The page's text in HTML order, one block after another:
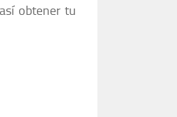
obtener tu